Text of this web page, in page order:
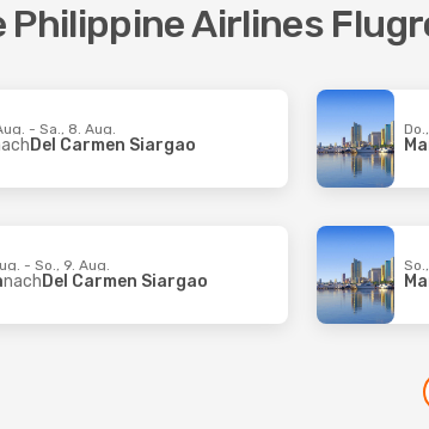
Philippine Airlines
- Sa., 8. Aug.
Del Carmen Siargao
- So., 9. Aug.
nach Del Carmen Siargao